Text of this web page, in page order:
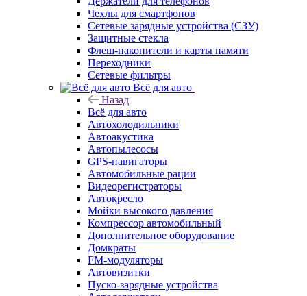
Чехлы для смартфонов
Сетевые зарядные устройства (СЗУ)
Защитные стекла
Флеш-накопители и карты памяти
Переходники
Сетевые фильтры
Всё для авто
Назад
Всё для авто
Автохолодильники
Автоакустика
Автопылесосы
GPS-навигаторы
Автомобильные рации
Видеорегистраторы
Автокресло
Мойки высокого давления
Компрессор автомобильный
Дополнительное оборудование
Домкраты
FM-модуляторы
Автовизитки
Пуско-зарядные устройства